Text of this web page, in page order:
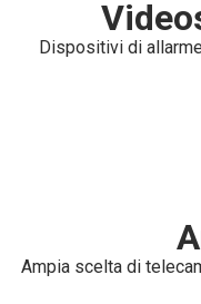
Dispositivi di
Ampia scelta di